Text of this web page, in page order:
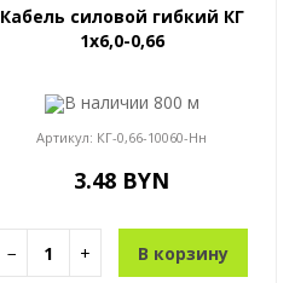
Кабель силовой гибкий КГ
1x6,0-0,66
В наличии 800 м
Артикул: КГ-0,66-10060-Нн
3.48 BYN
− + В корзину